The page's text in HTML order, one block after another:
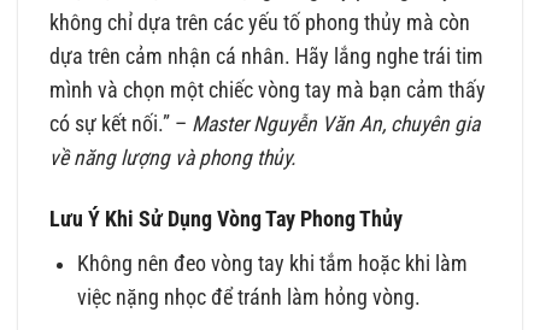
không chỉ dựa trên các yếu tố phong thủy mà còn
dựa trên cảm nhận cá nhân. Hãy lắng nghe trái tim
mình và chọn một chiếc vòng tay mà bạn cảm thấy
có sự kết nối.” – Master Nguyễn Văn An, chuyên gia
về năng lượng và phong thủy.
Lưu Ý Khi Sử Dụng Vòng Tay Phong Thủy
Không nên đeo vòng tay khi tắm hoặc khi làm
việc nặng nhọc để tránh làm hỏng vòng.